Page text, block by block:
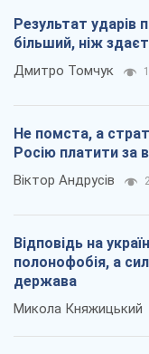
Результат ударів
більший, ніж
Дмитро Томчук
Не помста, а
Росію платити за
Віктор Андрусів
Відповідь на
полонофобія, а
держава
Микола Княжицький